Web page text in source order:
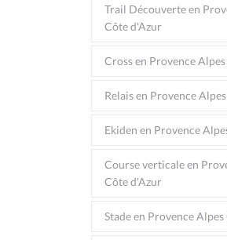
Trail Découverte en
Côte d'Azur
Cross en Provence
Relais en Provence
Ekiden en Provence
Course verticale en
Côte d'Azur
Stade en Provence